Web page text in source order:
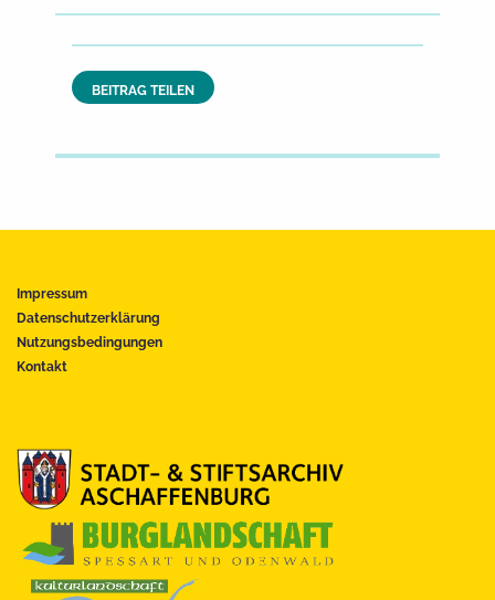
BEITRAG TEILEN
Impressum
Datenschutzerklärung
Nutzungsbedingungen
Kontakt